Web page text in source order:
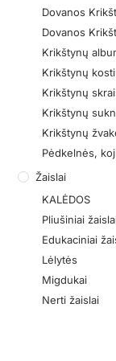
Dovanos
Dovanos
Krikštynų
Krikštynų
Krikštynų
Krikštynų
Krikštynų
Pėdkelnės,
Žaislai
KALĖDOS
Pliušiniai
Edukaciniai
Lėlytės
Migdukai
Nerti žaislai